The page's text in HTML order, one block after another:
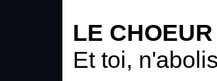
LE CHOEUR
Et toi,